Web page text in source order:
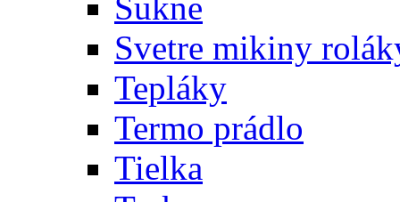
Sukne
Svetre mikiny
Tepláky
Termo prádlo
Tielka